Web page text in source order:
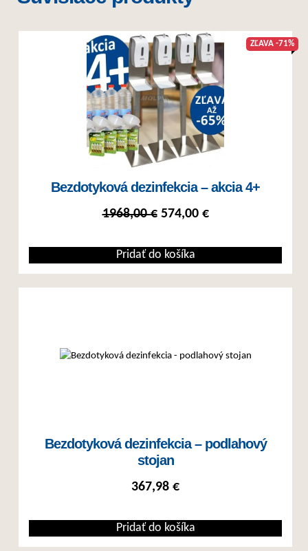
ZĽAVA -71%
Bezdotyková dezinfekcia – akcia 4+
1968,00€ Pôvodná cena bola:
574,00 €Aktuálna cena
Pridať do košíka
Bezdotyková dezinfekcia – podlahový
stojan
367,98 €
Pridať do košíka